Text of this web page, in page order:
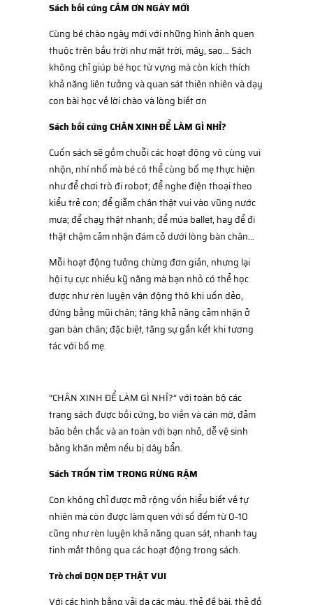
Sách bồi cứng CẢM ƠN NGÀY MỚI
Cùng bé chào ngày mới với những hình ảnh quen
thuộc trên bầu trời như mặt trời, mây, sao… Sách
không chỉ giúp bé học từ vựng mà còn kích thích
khả năng liên tưởng và quan sát thiên nhiên và dạy
con bài học về lời chào và lòng biết ơn
Sách bồi cứng CHÂN XINH ĐỂ LÀM GÌ NHỈ?
Cuốn sách sẽ gồm chuỗi các hoạt động vô cùng vui
nhộn, nhí nhố mà bé có thể cùng bố mẹ thực hiện
như để chơi trò đi robot; để nghe điện thoại theo
kiểu trẻ con; để giẫm chân thật vui vào vũng nước
mưa; để chạy thật nhanh; để múa ballet, hay để đi
thật chậm cảm nhận đám cỏ dưới lòng bàn chân…
Mỗi hoạt động tưởng chừng đơn giản, nhưng lại
hội tụ cực nhiều kỹ năng mà bạn nhỏ có thể học
được như rèn luyện vận động thô khi uốn dẻo,
đứng bằng mũi chân; tăng khả năng cảm nhận ở
gan bàn chân; đặc biệt, tăng sự gắn kết khi tương
tác với bố mẹ.
“CHÂN XINH ĐỂ LÀM GÌ NHỈ?” với toàn bộ các
trang sách được bồi cứng, bo viền và cán mờ, đảm
bảo bền chắc và an toàn với bạn nhỏ, dễ vệ sinh
bằng khăn mềm nếu bị dây bẩn.
Sách TRỐN TÌM TRONG RỪNG RẬM
Con không chỉ được mở rộng vốn hiểu biết về tự
nhiên mà còn được làm quen với số đếm từ 0-10
cũng như rèn luyện khả năng quan sát, nhanh tay
tinh mắt thông qua các hoạt động trong sách.
Trò chơi DỌN DẸP THẬT VUI
Với các hình bằng vải dạ các màu, thẻ đề bài, thẻ đồ